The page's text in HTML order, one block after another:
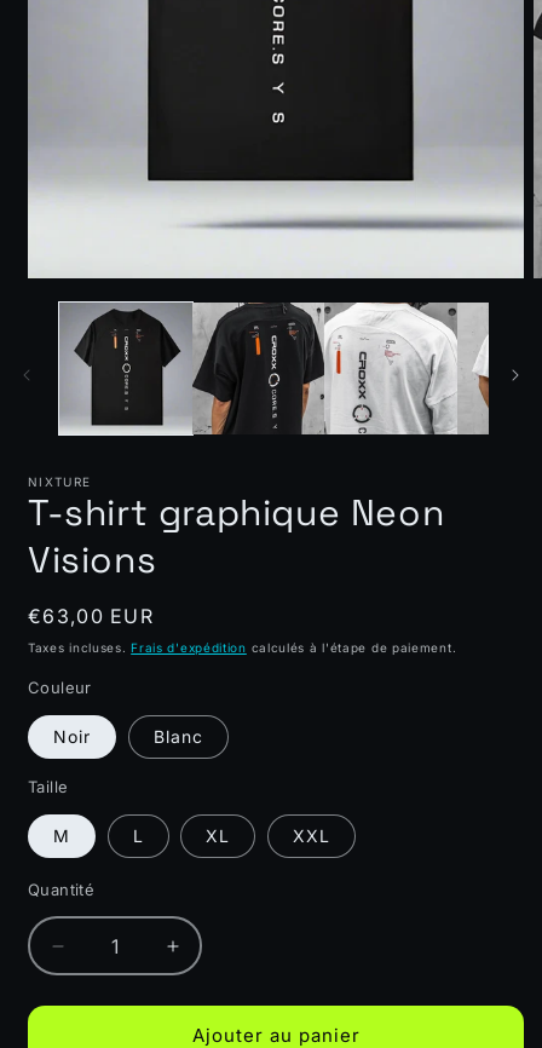
NIXTURE
T-shirt graphique Neon
Visions
Prix
habituel
€63,00 EUR
Taxes incluses. Frais d'expédition calculés à l'étape de paiement.
Couleur
Noir Blanc
Taille
M L XL XXL
Quantité
Quantité
Réduire
la
quantité
Augmenter
la
quantité
deAjouter au panier